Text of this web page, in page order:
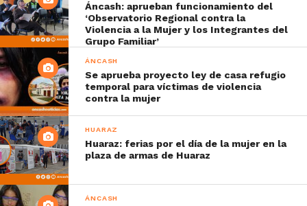
Áncash: aprueban funcionamiento del
‘Observatorio Regional contra la
Violencia a la Mujer y los Integrantes del
Grupo Familiar’
ÁNCASH
Se aprueba proyecto ley de casa refugio
temporal para víctimas de violencia
contra la mujer
HUARAZ
Huaraz: ferias por el día de la mujer en la
plaza de armas de Huaraz
ÁNCASH